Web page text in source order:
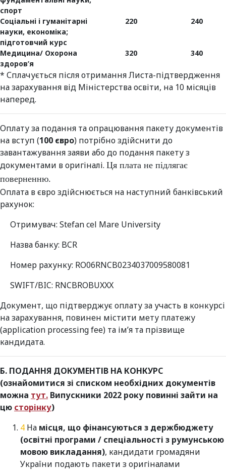
спорт
Соціальні і гуманітарні
науки, економіка;
підготовчий курс
220 240
Медицина/ Охорона
здоров’я
320 340
* Сплачується після отримання Листа-підтвердження
на зарахування від Міністерства освіти, на 10 місяців
наперед.
Оплатуза подання таопрацювання пакетудокументів
на вступ (100 євро) потрібноздійснити до
завантажування заяви або до подання пакету з
документами в оригіналі. Ця плата не підлягає
поверненню.
Оплата в євро здійснюється на наступний банківський
рахунок:
Отримувач: Stefan cel Mare University
Назва банку: BCR
Номер рахунку: RO06RNCB0234037009580081
SWIFT/BIC: RNCBROBUXXX
Документ, що підтверджує оплату за участь в конкурсі
на зарахування, повинен містити мету платежу
(application processing fee) та ім’я та прізвище
кандидата.
Б. ПОДАННЯ ДОКУМЕНТІВ НА КОНКУРС
(ознайомитися зі списком необхідних документів
можна тут. Випускники 2022 року повинні зайти на
цю сторінку)
На місця, що фінансуються з держбюджету
(освітні програми / спеціальності з румунською
мовою викладання), кандидати громадяни
України подають пакети з оригіналами